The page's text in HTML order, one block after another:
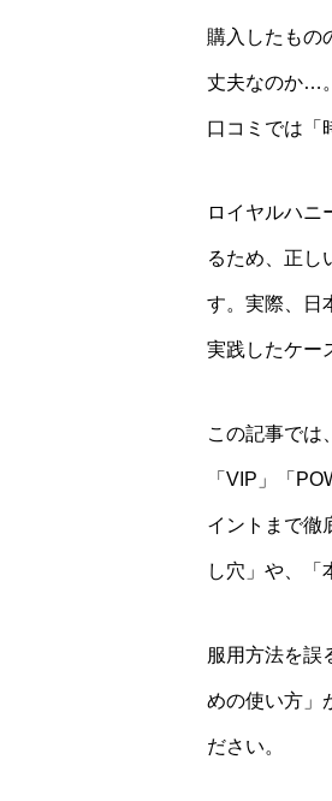
購入したもの
丈夫なのか…
口コミでは「
ロイヤルハニ
るため、正し
す。実際、日
実践したケー
この記事では
「VIP」「
イントまで徹
し穴」や、「
服用方法を誤
めの使い方」
ださい。